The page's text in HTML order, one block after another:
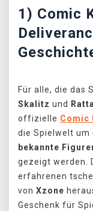
1) Comic
Für alle, die das
Skalitz und
offizielle Comic
die Spielwelt um
bekannte
gezeigt werden.
erfahrenen
von Xzone
Geschenk für